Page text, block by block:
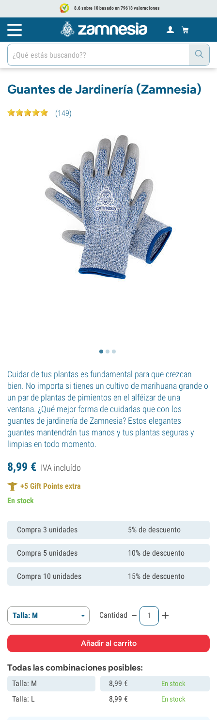
8.6 sobre 10 basado en 79618 valoraciones
Guantes de Jardinería (Zamnesia)
(149)
Cuidar de tus plantas es fundamental para que crezcan
bien. No importa si tienes un cultivo de marihuana grande o
un par de plantas de pimientos en el alféizar de una
ventana. ¿Qué mejor forma de cuidarlas que con los
guantes de jardinería de Zamnesia? Estos elegantes
guantes mantendrán tus manos y tus plantas seguras y
limpias en todo momento.
8,99 € IVA incluído
+5 Gift Points extra
En stock
Compra 3 unidades 5% de descuento
Compra 5 unidades 10% de descuento
Compra 10 unidades 15% de descuento
Talla: M Cantidad - +
Todas las combinaciones posibles:
Talla: M 8,99 € En stock
Talla: L 8,99 € En stock